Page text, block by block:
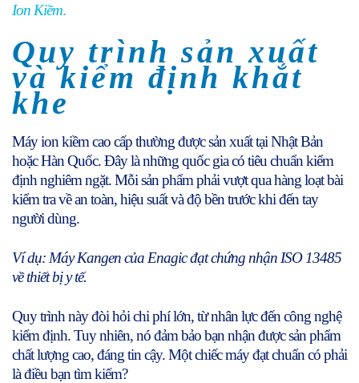
Ion Kiềm.
Quy trình sản xuất
và kiểm định khắt
khe
Máy ion kiềm cao cấp thường được sản xuất tại Nhật Bản
hoặc Hàn Quốc. Đây là những quốc gia có tiêu chuẩn kiểm
định nghiêm ngặt. Mỗi sản phẩm phải vượt qua hàng loạt bài
kiểm tra về an toàn, hiệu suất và độ bền trước khi đến tay
người dùng.
Ví dụ: Máy Kangen của Enagic đạt chứng nhận ISO 13485
về thiết bị y tế.
Quy trình này đòi hỏi chi phí lớn, từ nhân lực đến công nghệ
kiểm định. Tuy nhiên, nó đảm bảo bạn nhận được sản phẩm
chất lượng cao, đáng tin cậy. Một chiếc máy đạt chuẩn có phải
là điều bạn tìm kiếm?